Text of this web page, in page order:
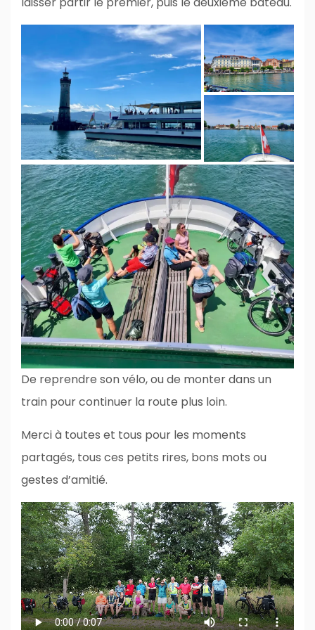
De reprendre son vélo, ou de monter dans un
train pour continuer la route plus loin.
Merci à toutes et tous pour les moments
partagés, tous ces petits rires, bons mots ou
gestes d’amitié.